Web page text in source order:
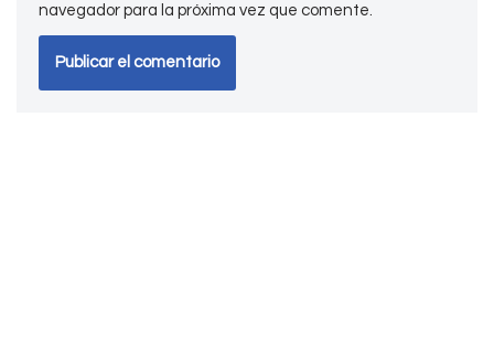
navegador para la próxima vez que comente.